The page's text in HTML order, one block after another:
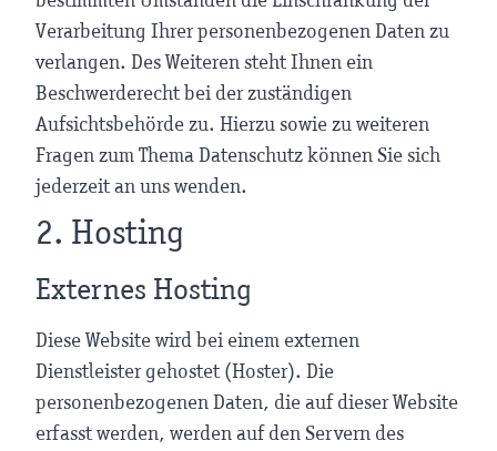
Verarbeitung Ihrer personenbezogenen Daten zu
verlangen. Des Weiteren steht Ihnen ein
Beschwerderecht bei der zuständigen
Aufsichtsbehörde zu. Hierzu sowie zu weiteren
Fragen zum Thema Datenschutz können Sie sich
jederzeit an uns wenden.
2. Hosting
Externes Hosting
Diese Website wird bei einem externen
Dienstleister gehostet (Hoster). Die
personenbezogenen Daten, die auf dieser Website
erfasst werden, werden auf den Servern des